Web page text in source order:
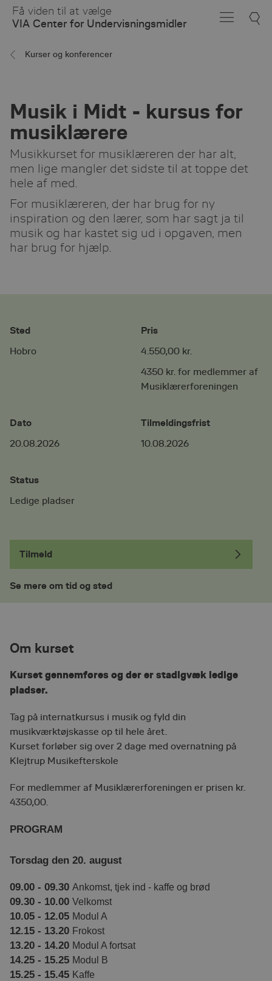
Skip
Main
Få viden til at vælge
VIA Center for Undervisningsmidler
Kurser og konferencer
Musik i Midt - kursus for
musiklærere
Musikkurset for musiklæreren der har alt,
men lige mangler det sidste til at toppe det
hele af med.
For musiklæreren, der har brug for ny
inspiration og den lærer, som har sagt ja til
musik og har kastet sig ud i opgaven, men
har brug for hjælp.
Sted
Hobro
Pris
4.550,00 kr.
4350 kr. for medlemmer af
Musiklærerforeningen
Dato
20.08.2026
Tilmeldingsfrist
10.08.2026
Status
Ledige pladser
Tilmeld
Se mere om tid og sted
Om kurset
Kurset gennemføres og der er stadigvæk ledige
pladser.
Tag på internatkursus i musik og fyld din
musikværktøjskasse op til hele året.
Kurset forløber sig over 2 dage med overnatning på
Klejtrup Musikefterskole
For medlemmer af Musiklærerforeningen er prisen kr.
4350,00.
PROGRAM
Torsdag den 20. august
09.00 - 09.30 Ankomst, tjek ind - kaffe og brød
09.30 - 10.00 Velkomst
10.05 - 12.05 Modul A
12.15 - 13.20 Frokost
13.20 - 14.20 Modul A fortsat
14.25 - 15.25 Modul B
15.25 - 15.45 Kaffe